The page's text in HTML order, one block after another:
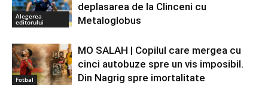
Alegerea
editorului
deplasarea de la Clinceni cu
Metaloglobus
Fotbal
MO SALAH | Copilul care mergea cu
cinci autobuze spre un vis imposibil.
Din Nagrig spre imortalitate